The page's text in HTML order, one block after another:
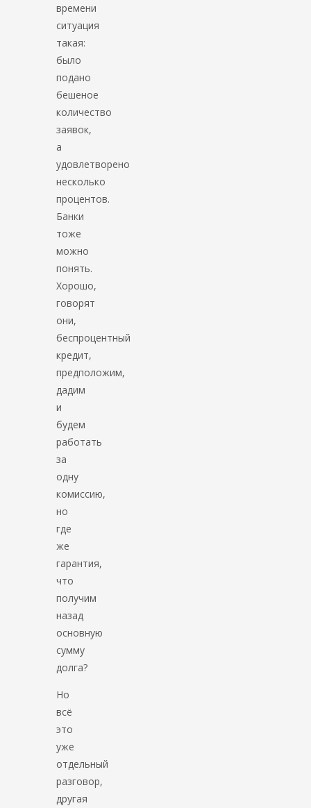
времени
ситуация
такая:
было
подано
бешеное
количество
заявок,
а
удовлетворено
несколько
процентов.
Банки
тоже
можно
понять.
Хорошо,
говорят
они,
беспроцентный
кредит,
предположим,
дадим
и
будем
работать
за
одну
комиссию,
но
где
же
гарантия,
что
получим
назад
основную
сумму
долга?
Но
всё
это
уже
отдельный
разговор,
другая